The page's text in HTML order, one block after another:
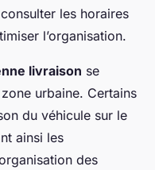
les horaires
l’organisation.
livraison se
urbaine. Certains
du véhicule sur le
ainsi les
des